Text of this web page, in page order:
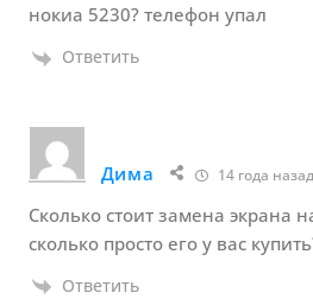
нокиа 5230? телефон упал
Ответить
Дима 14 года назад
Сколько стоит замена экрана
сколько просто его у вас
Ответить